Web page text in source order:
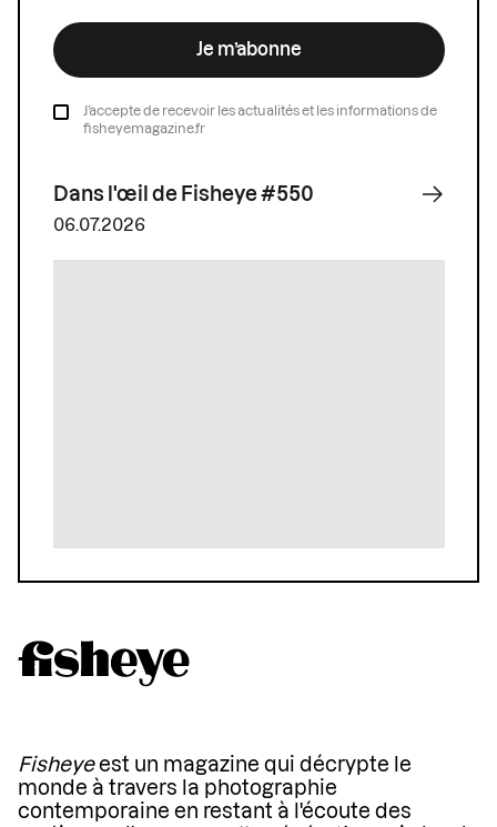
Je m’abonne
J’accepte de recevoir les actualités et les informations de
fisheyemagazine.fr
Dans l'œil de Fisheye #550
06.07.2026
Fisheyeest un magazine qui décrypte le
monde à travers la photographie
contemporaine en restant à l'écoute des